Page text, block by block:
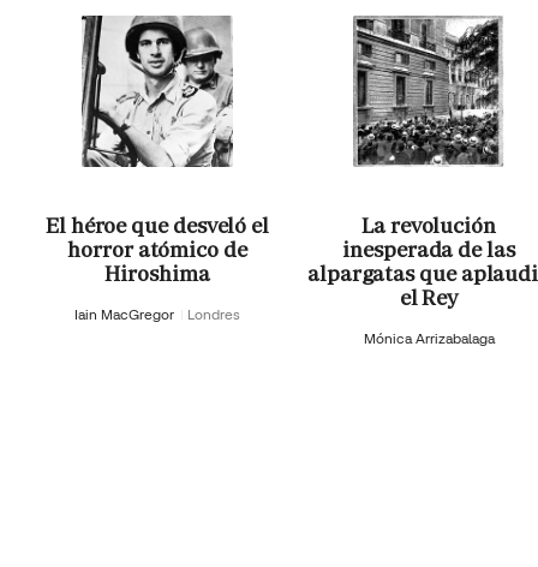
El héroe que desveló el
horror atómico de
Hiroshima
Iain MacGregor Londres
La revolución
inesperada de las
alpargatas que
el Rey
Mónica Arrizabalaga